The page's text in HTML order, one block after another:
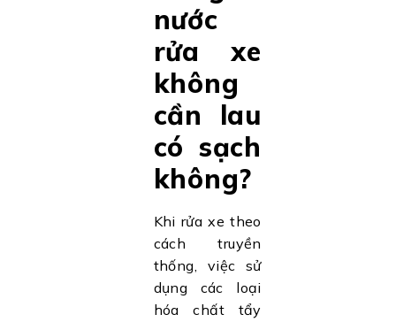
nước
rửa xe
không
cần lau
có sạch
không?
Khi rửa xe theo
cách truyền
thống, việc sử
dụng các loại
hóa chất tẩy